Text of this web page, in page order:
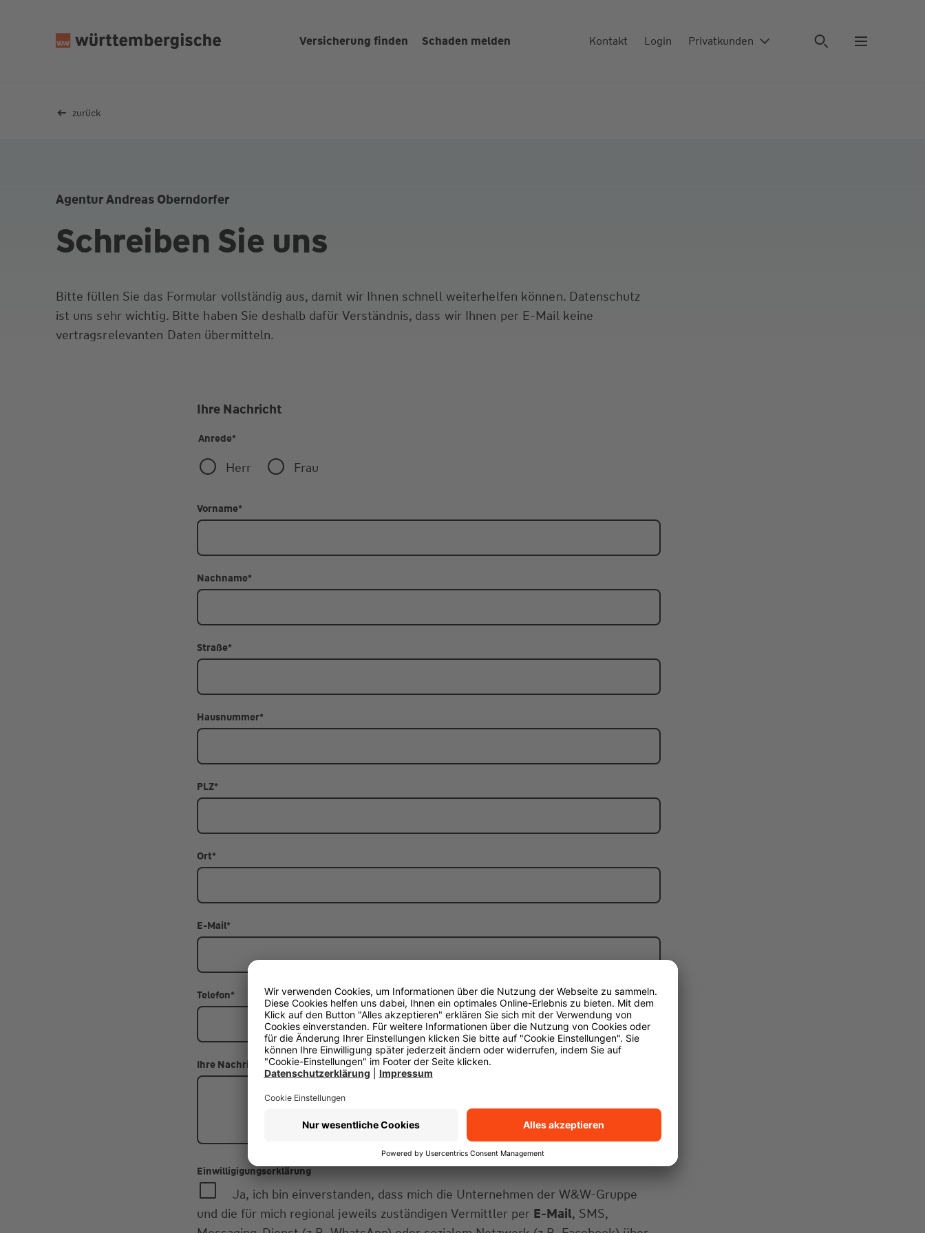
Versicherung finden Schaden melden Kontakt Login Privatkunden
zurück
Agentur Andreas Oberndorfer
Schreiben Sie uns
Bitte füllen Sie das Formular vollständig aus, damit wir Ihnen schnell weiterhelfen können. Datenschutz
ist uns sehr wichtig. Bitte haben Sie deshalb dafür Verständnis, dass wir Ihnen per E-Mail keine
vertragsrelevanten Daten übermitteln.
Ihre Nachricht
Anrede*
Herr Frau
Vorname*
Nachname*
Straße*
Hausnummer*
PLZ*
Ort*
E-Mail*
Telefon*
Ihre Nachricht
Einwilligigungserklärung
Ja, ich bin einverstanden, dass mich die Unternehmen der W&W-Gruppe
und die für mich regional jeweils zuständigen Vermittler per E-Mail, SMS,